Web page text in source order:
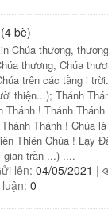
(4 bè)
Chúa thương,
thương, Chúa
trên các tầng i
thiện...); Thánh
Thánh ! Thánh
Thánh ! Chúa
Thiên Chúa ! Lạy
gian trần ...) ....
lên: 04/05/2021 |
0